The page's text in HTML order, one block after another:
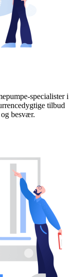
specialister i
tilbud
besvær.